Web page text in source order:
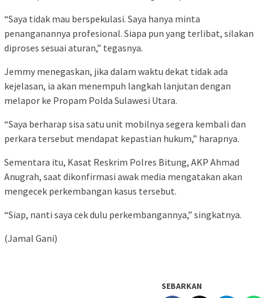
“Saya tidak mau berspekulasi. Saya hanya minta
penanganannya profesional. Siapa pun yang terlibat, silakan
diproses sesuai aturan,” tegasnya.
Jemmy menegaskan, jika dalam waktu dekat tidak ada
kejelasan, ia akan menempuh langkah lanjutan dengan
melapor ke Propam Polda Sulawesi Utara.
“Saya berharap sisa satu unit mobilnya segera kembali dan
perkara tersebut mendapat kepastian hukum,” harapnya.
Sementara itu, Kasat Reskrim Polres Bitung, AKP Ahmad
Anugrah, saat dikonfirmasi awak media mengatakan akan
mengecek perkembangan kasus tersebut.
“Siap, nanti saya cek dulu perkembangannya,” singkatnya.
(Jamal Gani)
SEBARKAN